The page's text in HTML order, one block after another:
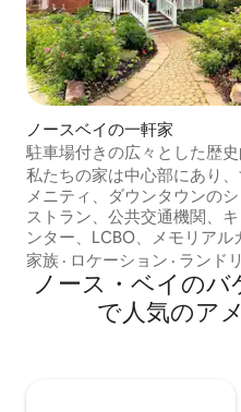
ノースベイの一軒家
駐車場付きの広々とした歴
ベートホーム
私たちの家は中心部にあり
メニティ、ダウンタウンの
ストラン、公共交通機関、
ンター、LCBO、メモリアル
イクニピシングのウォーター
ら数分です。 フルバスルーム2室（各階に
1室）、クイーンベッドを備
室、駐車場3台、Wi-Fi、
家族 · ロケーション · ランド
ノース・ベイの
で人気のア